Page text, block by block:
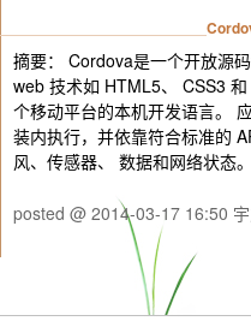
摘要： Cordova是一个开放源
web 技术如 HTML5、 CSS3
个移动平台的本机开发语言。
装内执行，并依靠符合标准的
风、传感器、 数据和网络状态。
posted @ 2014-03-17 16:50